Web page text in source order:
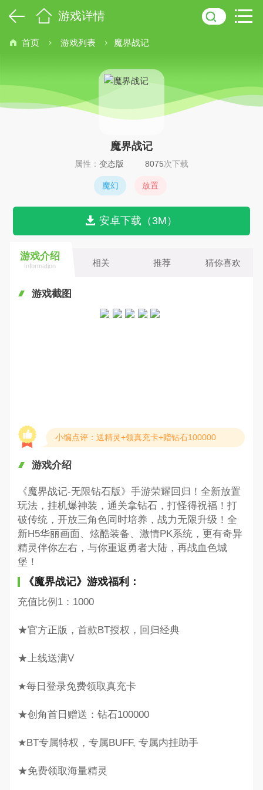
游戏详情
首页 游戏列表 魔界战记
魔界战记
属性： 变态版 8075次下载
魔幻 放置
安卓下载（3M）
游戏介绍
Information 相关 推荐 猜你喜欢
游戏截图
小编点评：送精灵+领真充卡+赠钻石100000
游戏介绍
《魔界战记-无限钻石版》手游荣耀回归！全新放置
玩法，挂机爆神装，通关拿钻石，打怪得祝福！打
破传统，开放三角色同时培养，战力无限升级！全
新H5华丽画面、炫酷装备、激情PK系统，更有奇异
精灵伴你左右，与你重返勇者大陆，再战血色城
堡！
《魔界战记》游戏福利：
充值比例1：1000
★官方正版，首款BT授权，回归经典
★上线送满V
★每日登录免费领取真充卡
★创角首日赠送：钻石100000
★BT专属特权，专属BUFF, 专属内挂助手
★免费领取海量精灵